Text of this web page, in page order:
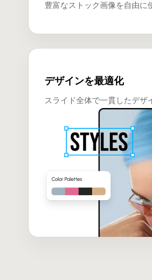
豊富なストック画像を自由に
デザインを最適化
スライド全体で一貫したデザ